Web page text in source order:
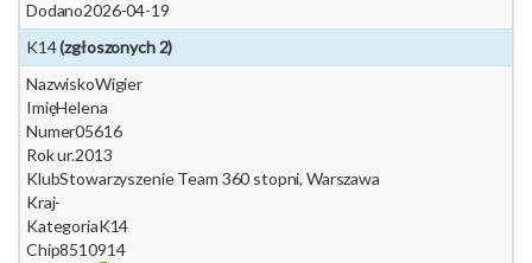
Dodano2026-04-19
K14(zgłoszonych 2)
NazwiskoWigier
ImięHelena
Numer05616
Rok ur.2013
KlubStowarzyszenie Team 360 stopni, Warszawa
Kraj-
KategoriaK14
Chip8510914